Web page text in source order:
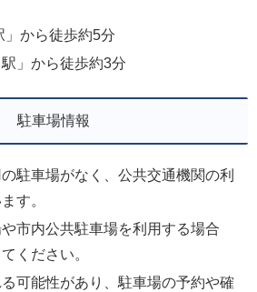
から徒歩約5分
」から徒歩約3分
駐車場情報
駐車場がなく、公共交通機関の利
す。
市内公共駐車場を利用する場合
ください。
可能性があり、駐車場の予約や確